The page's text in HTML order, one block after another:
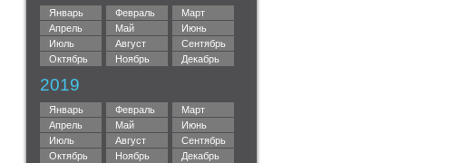
Январь Февраль
Март
Апрель
Май
Июнь
Июль
Август
Сентябрь
Октябрь
Ноябрь Декабрь
2019
Январь Февраль
Март
Апрель
Май
Июнь
Июль
Август
Сентябрь
Октябрь
Ноябрь Декабрь